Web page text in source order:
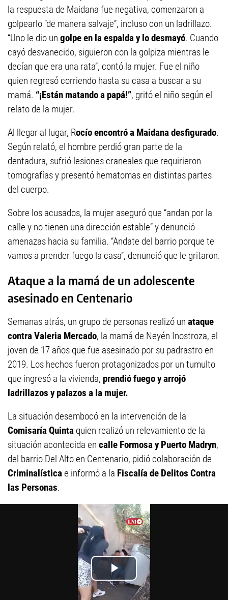
la respuesta de Maidana fue negativa, comenzaron a
golpearlo “de manera salvaje”, incluso con un ladrillazo.
“Uno le dio un golpe en la espalda y lo desmayó. Cuando
cayó desvanecido, siguieron con la golpiza mientras le
decían que era una rata”, contó la mujer. Fue el niño
quien regresó corriendo hasta su casa a buscar a su
mamá. “¡Están matando a papá!”, gritó el niño según el
relato de la mujer.
Al llegar al lugar, Rocío encontró a Maidana desfigurado.
Según relató, el hombre perdió gran parte de la
dentadura, sufrió lesiones craneales que requirieron
tomografías y presentó hematomas en distintas partes
del cuerpo.
Sobre los acusados, la mujer aseguró que “andan por la
calle y no tienen una dirección estable” y denunció
amenazas hacia su familia. “Andate del barrio porque te
vamos a prender fuego la casa”, denunció que le gritaron.
Ataque a la mamá de un adolescente
asesinado en Centenario
Semanas atrás, un grupo de personas realizó un ataque
contra Valeria Mercado, la mamá de Neyén Inostroza, el
joven de 17 años que fue asesinado por su padrastro en
2019. Los hechos fueron protagonizados por un tumulto
que ingresó a la vivienda, prendió fuego y arrojó
ladrillazos y palazos a la mujer.
La situación desembocó en la intervención de la
Comisaría Quinta quien realizó un relevamiento de la
situación acontecida en calle Formosa y Puerto Madryn,
del barrio Del Alto en Centenario, pidió colaboración de
Criminalísticae informó a la Fiscalía de Delitos Contra
las Personas.